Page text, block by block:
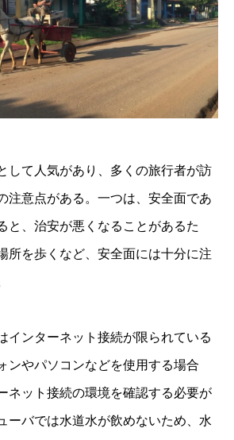
して人気があり、多くの旅行者が訪
注意点がある。一つは、安全面であ
と、治安が悪くなることがあるた
所を歩くなど、安全面には十分に注
インターネット接続が限られている
ンやパソコンなどを使用する場合
ネット接続の環境を確認する必要が
ーバでは水道水が飲めないため、水